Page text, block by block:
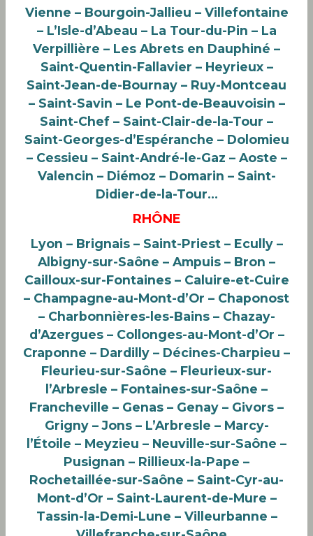
Vienne – Bourgoin-Jallieu – Villefontaine
– L’Isle-d’Abeau – La Tour-du-Pin – La
Verpillière – Les Abrets en Dauphiné –
Saint-Quentin-Fallavier – Heyrieux –
Saint-Jean-de-Bournay – Ruy-Montceau
– Saint-Savin – Le Pont-de-Beauvoisin –
Saint-Chef – Saint-Clair-de-la-Tour –
Saint-Georges-d’Espéranche – Dolomieu
– Cessieu – Saint-André-le-Gaz – Aoste –
Valencin – Diémoz – Domarin – Saint-
Didier-de-la-Tour…
RHÔNE
Lyon – Brignais – Saint-Priest – Ecully –
Albigny-sur-Saône – Ampuis – Bron –
Cailloux-sur-Fontaines – Caluire-et-Cuire
– Champagne-au-Mont-d’Or – Chaponost
– Charbonnières-les-Bains – Chazay-
d’Azergues – Collonges-au-Mont-d’Or –
Craponne – Dardilly – Décines-Charpieu –
Fleurieu-sur-Saône – Fleurieux-sur-
l’Arbresle – Fontaines-sur-Saône –
Francheville – Genas – Genay – Givors –
Grigny – Jons – L’Arbresle – Marcy-
l’Étoile – Meyzieu – Neuville-sur-Saône –
Pusignan – Rillieux-la-Pape –
Rochetaillée-sur-Saône – Saint-Cyr-au-
Mont-d’Or – Saint-Laurent-de-Mure –
Tassin-la-Demi-Lune – Villeurbanne –